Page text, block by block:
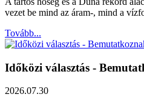
vezet be mind az áram-, mind a
Tovább...
Időközi választás -
2026.07.30